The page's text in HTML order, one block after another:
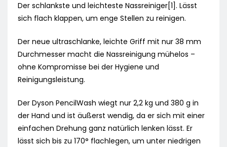
Der schlankste und leichteste Nassreiniger[1]. Lässt
sich flach klappen, um enge Stellen zu reinigen.
Der neue ultraschlanke, leichte Griff mit nur 38 mm
Durchmesser macht die Nassreinigung mühelos –
ohne Kompromisse bei der Hygiene und
Reinigungsleistung.
Der Dyson PencilWash wiegt nur 2,2 kg und 380 g in
der Hand und ist äußerst wendig, da er sich mit einer
einfachen Drehung ganz natürlich lenken lässt. Er
lässt sich bis zu 170° flachlegen, um unter niedrigen